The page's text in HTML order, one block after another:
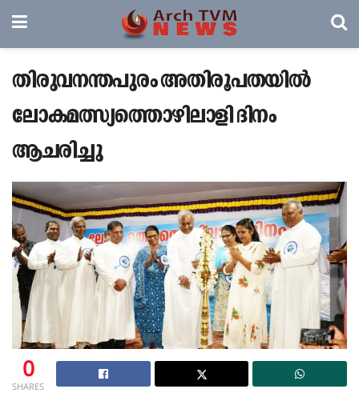
തിരുവനന്തപുരം അതിരൂപതയിൽ
ലോകമത്സ്യത്തൊഴിലാളി ദിനം
ആചരിച്ചു
0
SHARES